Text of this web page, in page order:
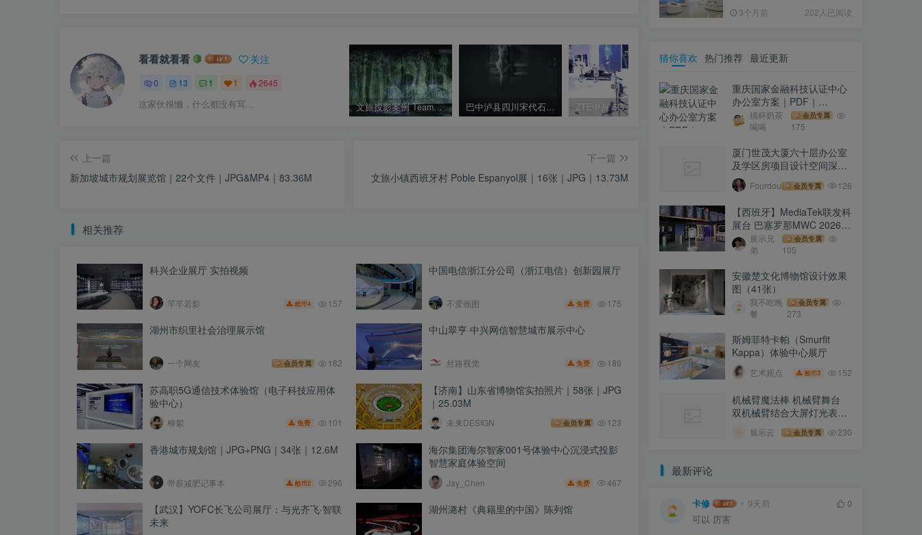
看看就看看 关注
0 13 1 1 2645
这家伙很懒，什么都没有写... 文旅投影案例 TeamLab河流投影 水面投影秀 巴中泸县四川宋代石刻博物馆设计方案｜143页｜PPTX｜94.17M ZTE中兴 5G互动游戏 5G智能机械臂弹钢琴 达州烈士纪念馆展陈设计概念方案｜PDF｜71页｜86.15M
上一篇
新加坡城市规划展览馆｜22个文件｜JPG&MP4｜83.36M
下一篇
文旅小镇西班牙村 Poble Espanyol展｜16张｜JPG｜13.73M
相关推荐
科兴企业展厅 实拍视频
芊芊若影 酷币4 157
中国电信浙江分公司（浙江电信）创新园展厅
不爱画图 免费 175
湖州市织里社会治理展示馆
一个网友 会员专属 182
中山翠亨·中兴网信智慧城市展示中心
丝路视觉 免费 189
苏高职5G通信技术体验馆（电子科技应用体
验中心）
柳絮 免费 101
【济南】山东省博物馆实拍照片｜58张｜JPG
｜25.03M
未来DESIGN 会员专属 123
香港城市规划馆｜JPG+PNG｜34张｜12.6M
带薪减肥记事本 酷币2 296
海尔集团海尔智家001号体验中心沉浸式投影
智慧家庭体验空间
Jay_Chen 免费 467
【武汉】YOFC长飞公司展厅：与光齐飞·智联
未来
湖州潞村《典籍里的中国》陈列馆
3个月前 202人已阅读
猜你喜欢 热门推荐 最近更新
重庆国家金融科技认证中心
办公室方案｜PDF｜
195.45M｜89页
搞杯奶茶
喝喝
会员专属
175
厦门世茂大厦六十层办公室
及学区房项目设计空间深化
方案｜PDF｜134页｜
47.66MFourdou 会员专属 126
【西班牙】MediaTek联发科
展台 巴塞罗那MWC 2026｜
MP4｜1080P｜17.2M
展示兄
弟
会员专属
105
安徽楚文化博物馆设计效果
图（41张）
我不吃晚
餐
会员专属
273
斯姆菲特卡帕（Smurfit
Kappa）体验中心展厅
艺术观点 酷币3 152
机械臂魔法棒 机械臂舞台
双机械臂结合大屏灯光表演
展示云 会员专属 230
最新评论
卡修 9天前
0
可以 厉害